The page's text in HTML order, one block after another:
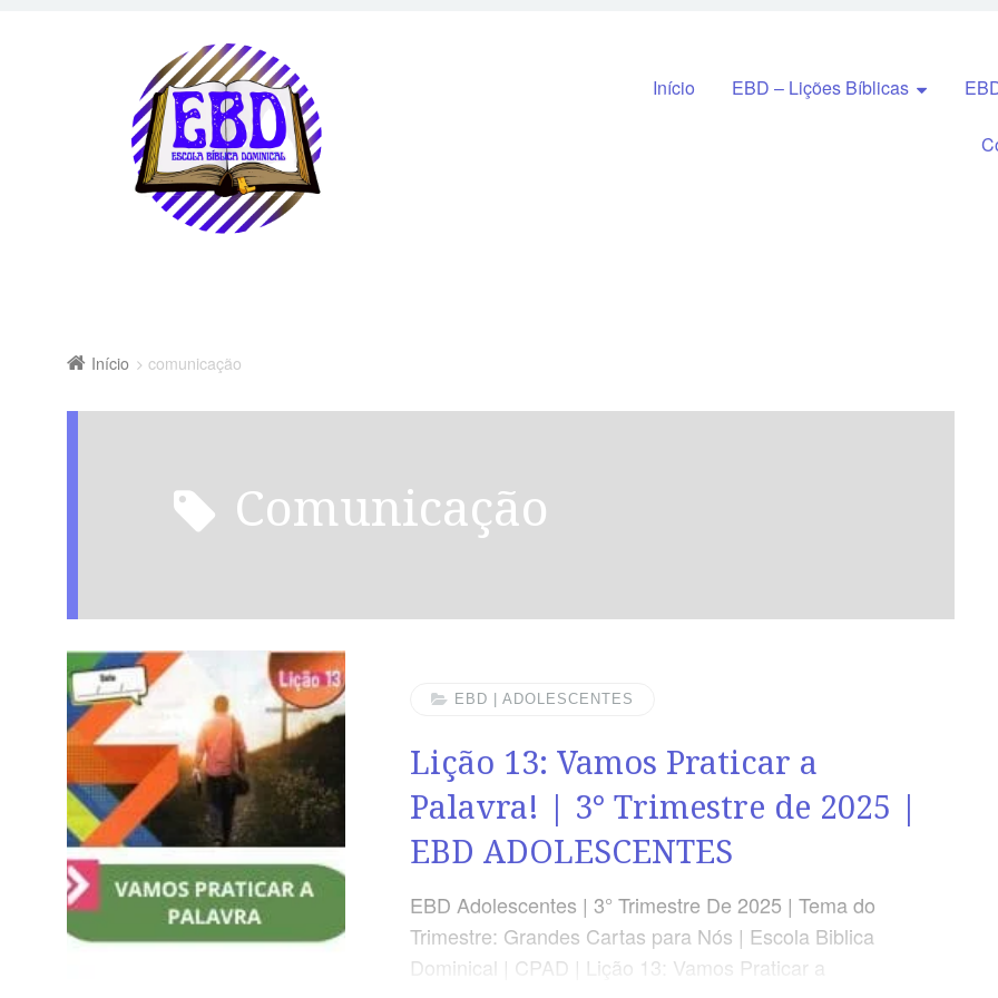
Pular para o conteúdo
Início EBD – Lições Bíblicas
Início comunicação
comunicação
EBD | ADOLESCENTES
Lição 13: Vamos Praticar a
Palavra! | 3° Trimestre de 2025 |
EBD ADOLESCENTES
EBD Adolescentes | 3° Trimestre De 2025 | Tema do
Trimestre: Grandes Cartas para Nós | Escola Biblica
Dominical | CPAD | Lição 13: Vamos Praticar a